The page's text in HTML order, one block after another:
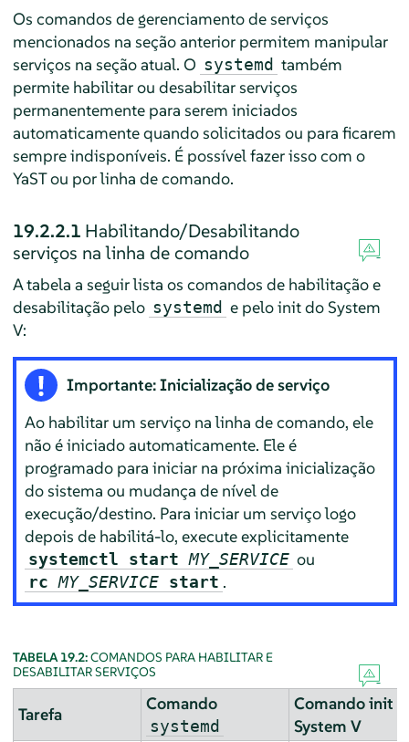
Os comandos de gerenciamento de serviços
mencionados na seção anterior permitem manipular
serviços na seção atual. O systemd também
permite habilitar ou desabilitar serviços
permanentemente para serem iniciados
automaticamente quando solicitados ou para ficarem
sempre indisponíveis. É possível fazer isso com o
YaST ou por linha de comando.
19.2.2.1 Habilitando/Desabilitando
serviços na linha de comando
A tabela a seguir lista os comandos de habilitação e
desabilitação pelo systemd e pelo init do System
V:
Importante: Inicialização de serviço
Ao habilitar um serviço na linha de comando, ele
não é iniciado automaticamente. Ele é
programado para iniciar na próxima inicialização
do sistema ou mudança de nível de
execução/destino. Para iniciar um serviço logo
depois de habilitá-lo, execute explicitamente
systemctl startMY_SERVICE ou
rcMY_SERVICE start .
TABELA 19.2:COMANDOS PARA HABILITAR E
DESABILITAR SERVIÇOS
Tarefa
Comando
systemd
Comando init
System V